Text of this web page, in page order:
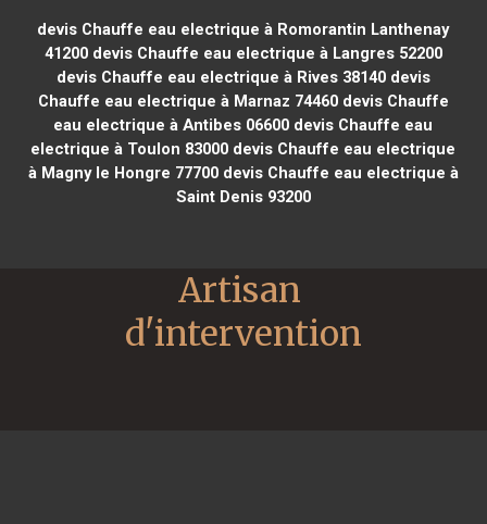
devis Chauffe eau electrique à Romorantin Lanthenay
41200devis Chauffe eau electrique à Langres 52200
devis Chauffe eau electrique à Rives 38140devis
Chauffe eau electrique à Marnaz 74460devis Chauffe
eau electrique à Antibes 06600 devis Chauffe eau
electrique à Toulon 83000 devis Chauffe eau electrique
à Magny le Hongre 77700devis Chauffe eau electrique à
Saint Denis 93200
Artisan
d'intervention